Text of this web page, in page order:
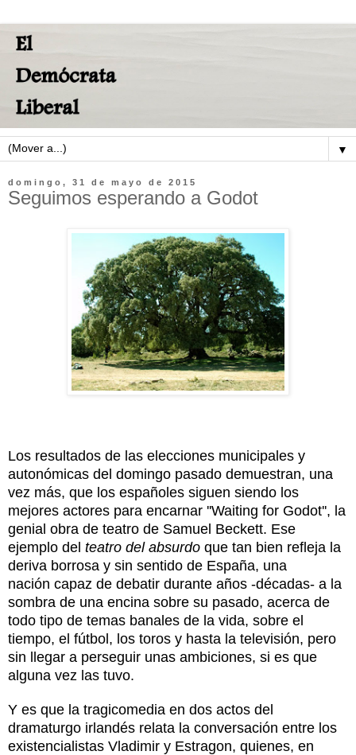
▼
domingo, 31 de mayo de 2015
Seguimos esperando a Godot
Los resultados de las elecciones municipales y
autonómicas del domingo pasado demuestran, una
vez más, que los españoles siguen siendo los
mejores actores para encarnar ''Waiting for Godot'', la
genial obra de teatro de Samuel Beckett. Ese
ejemplo del teatro del absurdo que tan bien refleja la
deriva borrosa y sin sentido de España, una
nación capaz de debatir durante años -décadas- a la
sombra de una encina sobre su pasado, acerca de
todo tipo de temas banales de la vida, sobre el
tiempo, el fútbol, los toros y hasta la televisión, pero
sin llegar a perseguir unas ambiciones, si es que
alguna vez las tuvo.
Y es que la tragicomedia en dos actos del
dramaturgo irlandés relata la conversación entre los
existencialistas Vladimir y Estragon, quienes, en